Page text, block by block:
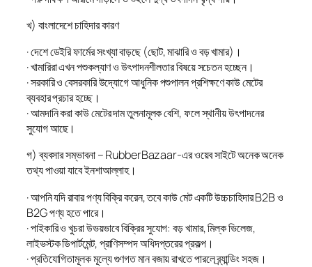
খ) বাংলাদেশে চাহিদার কারণ
· দেশে ডেইরি ফার্মের সংখ্যা বাড়ছে (ছোট, মাঝারি ও বড় খামার)।
· খামারিরা এখন পশুকল্যাণ ও উৎপাদনশীলতার বিষয়ে সচেতন হচ্ছেন।
· সরকারি ও বেসরকারি উদ্যোগে আধুনিক পশুপালন প্রশিক্ষণে কাউ মেটের
ব্যবহার প্রচার হচ্ছে।
· আমদানি করা কাউ মেটের দাম তুলনামূলক বেশি, ফলে স্থানীয় উৎপাদনের
সুযোগ আছে।
গ) ব্যবসার সম্ভাবনা – RubberBazaar-এর ওয়েব সাইটে অনেক অনেক
তথ্য পাওয়া যাবে ইনশাআল্লাহ।
· আপনি যদি রাবার পণ্য বিক্রি করেন, তবে কাউ মেট একটি উচ্চচাহিদার B2B ও
B2G পণ্য হতে পারে।
· পাইকারি ও খুচরা উভয়ভাবে বিক্রির সুযোগ: বড় খামার, মিল্ক ভিলেজ,
লাইভস্টক ডিপার্টমেন্ট, প্রাণিসম্পদ অধিদপ্তরের প্রকল্প।
· প্রতিযোগিতামূলক মূল্যে গুণগত মান বজায় রাখতে পারলে ব্র্যান্ডিং সহজ।